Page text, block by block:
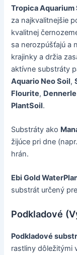
Tropica Aquarium
za najkvalitnejšie
kvalitnej
sa nerozpúšťajú a
krajinky a držia
aktívne substráty
Aquario Neo Soil,
Flourite,
PlantSoil.
Substráty ako
žijúce pri dne
hrán.
Ebi Gold
substrát určený
Podkladové
Podkladové
rastliny dôležitými